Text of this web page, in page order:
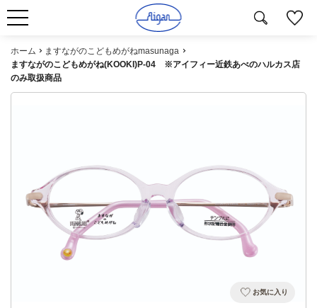
ホーム
ますながのこどもめがねmasunaga
ますながのこどもめがね(KOOKI)P-04 ※アイフィー近鉄あべのハルカス店
のみ取扱商品
お気に入り